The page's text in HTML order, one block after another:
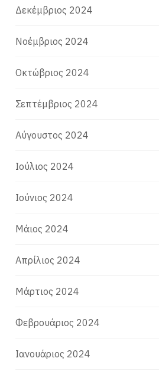
Δεκέμβριος 2024
Νοέμβριος 2024
Οκτώβριος 2024
Σεπτέμβριος 2024
Αύγουστος 2024
Ιούλιος 2024
Ιούνιος 2024
Μάιος 2024
Απρίλιος 2024
Μάρτιος 2024
Φεβρουάριος 2024
Ιανουάριος 2024